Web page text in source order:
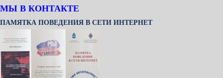
МЫ В КОНТАКТЕ
ПАМЯТКА ПОВЕДЕНИЯ В СЕТИ ИНТЕРНЕТ